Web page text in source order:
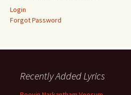
Login
Forgot Password
Recently Added Lyrics